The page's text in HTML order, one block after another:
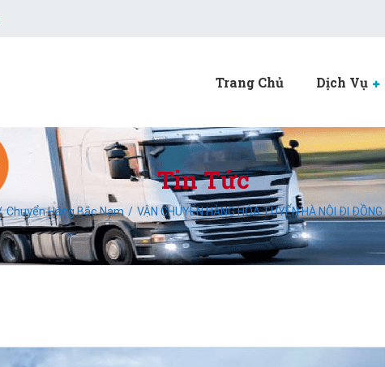
Trang Chủ Dịch Vụ
Tin Tức
Chuyển Hàng Bắc Nam VẬN CHUYỂN HÀNG HÓA TUYẾN HÀ NỘI ĐI